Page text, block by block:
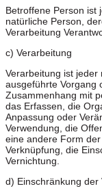
Betroffene Person ist
natürliche Person,
Verarbeitung
c) Verarbeitung
Verarbeitung ist jeder
ausgeführte Vorgang
Zusammenhang mit
das Erfassen, die
Anpassung oder
Verwendung, die
eine andere Form
Verknüpfung, die
Vernichtung.
d) Einschränkung der